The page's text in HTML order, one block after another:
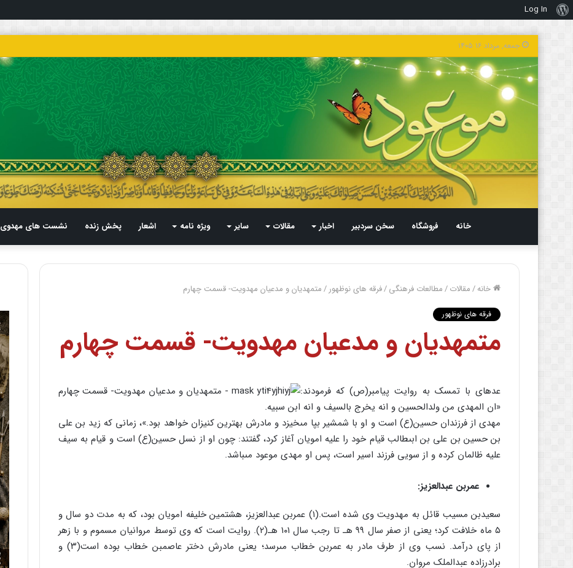
درباره
وردپرس
Log In
جمعه, مرداد ۱۶ ۱۴۰۵
خانه فروشگاه سخن سردبیر اخبار مقالات سایر ویژه نامه اشعار پخش زنده نشست های مهدوی
خانه/مقالات/مطالعات فرهنگی/فرقه های نوظهور /متمهدیان و مدعیان مهدویت- قسمت چهارم
فرقه های نوظهور
متمهدیان و مدعیان مهدویت- قسمت چهارم
عده‏اى با تمسک به روایت پیامبر(ص) که فرمودند:
«ان المهدى من ولدالحسین و انه یخرج بالسیف و انه ابن سبیه.
مهدى از فرزندان حسین(ع) است و او با شمشیر بپا مى‏خیزد و مادرش بهترین کنیزان خواهد بود.»، زمانى که زید بن على
بن حسین بن على بن ابى‏طالب قیام خود را علیه امویان آغاز کرد، گفتند: چون او از نسل حسین(ع) است و قیام به سیف
علیه ظالمان کرده و از سویى فرزند اسیر است، پس او مهدى موعود مى‏باشد.
عمربن عبدالعزیز:
سعیدبن مسیب قائل به مهدویت وى شده است.(۱) عمربن عبدالعزیز، هشتمین خلیفه امویان بود، که به مدت دو سال و
۵ ماه خلافت کرد؛ یعنى از صفر سال ۹۹ هـ تا رجب سال ۱۰۱ هـ(۲). روایت است که وى توسط مروانیان مسموم و با زهر
از پاى درآمد. نسب وى از طرف مادر به عمربن خطاب مى‏رسد؛ یعنى مادرش دختر عاصم‏بن خطاب بوده است(۳) و
برادرزاده عبدالملک مروان.